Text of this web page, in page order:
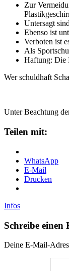
Zur
Untersagt
Ebenso ist
Verboten ist
Als
Haftung: Die
Wer schuldhaft
Unter Beachtung
Teilen mit:
WhatsApp
E-Mail
Drucken
Infos
Schreibe einen
Deine E-Mail-